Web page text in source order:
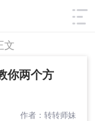
筛选
文
你两个方
作者：转转师妹